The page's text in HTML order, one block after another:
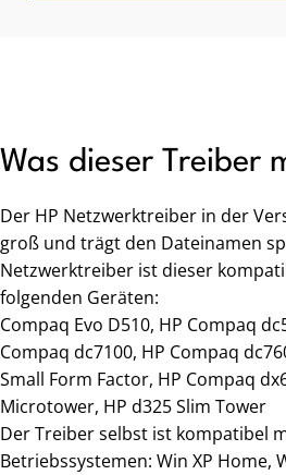
Was dieser Treiber
Der HP Netzwerktreiber in der
groß und trägt den Dateinamen
Netzwerktreiber ist dieser
folgenden Geräten:
Compaq Evo D510, HP Compaq
Compaq dc7100, HP Compaq
Small Form Factor, HP Compaq
Microtower, HP d325 Slim Tower
Der Treiber selbst ist kompatibel
Betriebssystemen: Win XP Home,